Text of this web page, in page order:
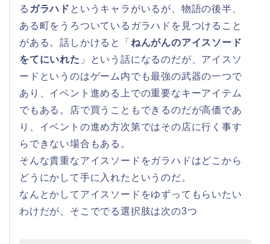
る ガラハド というキャラがいるが、物語の後半、
ある町をうろついているガラハドを見つけること
がある。話しかけると「 ねんがんのアイスソード
をてにいれた 」という話になるのだが、アイスソ
ードというのはゲーム内でも最強の武器の一つで
あり、イベント進める上での重要なキーアイテム
でもある。店で買うこともできるのだが高価であ
り、イベントの進め方次第ではその店に行く事す
らできない場合もある。
そんな貴重なアイスソードをガラハドはどこから
どうにかして手に入れたというのだ。
なんとかしてアイスソードをゆずってもらいたい
わけだが、そこででる選択肢は次の3つ